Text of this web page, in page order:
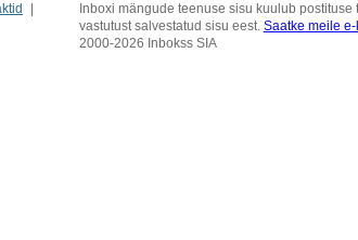
Inboxi mängude teenuse sisu kuulub
vastutust salvestatud sisu eest. Saatke meile e-
2000-2026 Inbokss SIA